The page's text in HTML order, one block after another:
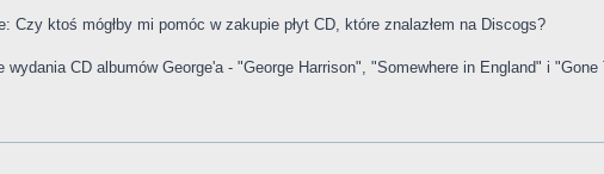
Czy ktoś mógłby mi pomóc w zakupie płyt CD, które znalazłem na Discogs?
wydania CD albumów George'a - "George Harrison", "Somewhere in England" i